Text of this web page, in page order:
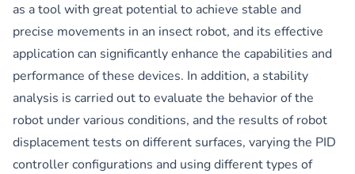
as a tool with great potential to achieve stable and
precise movements in an insect robot, and its effective
application can significantly enhance the capabilities and
performance of these devices. In addition, a stability
analysis is carried out to evaluate the behavior of the
robot under various conditions, and the results of robot
displacement tests on different surfaces, varying the PID
controller configurations and using different types of